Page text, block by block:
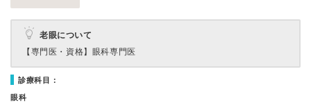
老眼について
【専門医・資格】 眼科専門医
診療科目：
眼科